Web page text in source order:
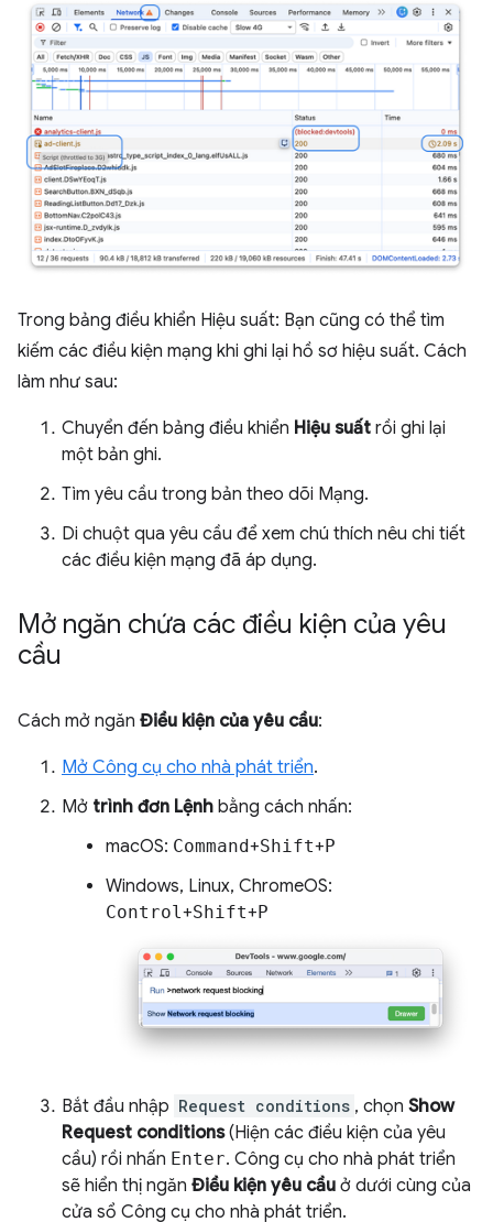
Trong bảng điều khiển Hiệu suất: Bạn cũng có thể tìm
kiếm các điều kiện mạng khi ghi lại hồ sơ hiệu suất. Cách
làm như sau:
Chuyển đến bảng điều khiển Hiệu suất rồi ghi lại
một bản ghi.
Tìm yêu cầu trong bản theo dõi Mạng.
Di chuột qua yêu cầu để xem chú thích nêu chi tiết
các điều kiện mạng đã áp dụng.
Mở ngăn chứa các điều kiện của yêu
cầu
Cách mở ngăn Điều kiện của yêu cầu:
Mở Công cụ cho nhà phát triển.
Mở trình đơn Lệnh bằng cách nhấn:
macOS: Command+Shift+ P
Windows, Linux, ChromeOS:
Control+Shift+ P
Bắt đầu nhập Request conditions , chọn Show
Request conditions(Hiện các điều kiện của yêu
cầu) rồi nhấn Enter. Công cụ cho nhà phát triển
sẽ hiển thị ngăn Điều kiện yêu cầu ở dưới cùng của
cửa sổ Công cụ cho nhà phát triển.